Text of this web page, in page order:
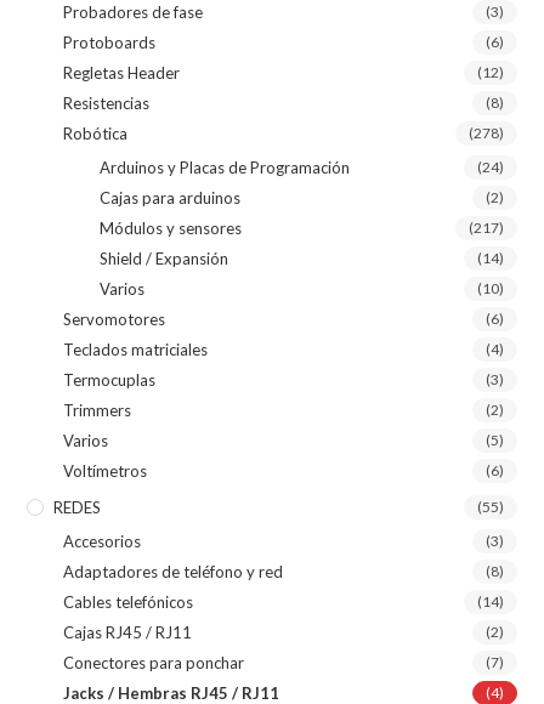
Probadores de fase (3)
Protoboards (6)
Regletas Header (12)
Resistencias (8)
Robótica (278)
Arduinos y Placas de Programación (24)
Cajas para arduinos (2)
Módulos y sensores (217)
Shield / Expansión (14)
Varios (10)
Servomotores (6)
Teclados matriciales (4)
Termocuplas (3)
Trimmers (2)
Varios (5)
Voltímetros (6)
REDES (55)
Accesorios (3)
Adaptadores de teléfono y red (8)
Cables telefónicos (14)
Cajas RJ45 / RJ11 (2)
Conectores para ponchar (7)
Jacks / Hembras RJ45 / RJ11 (4)